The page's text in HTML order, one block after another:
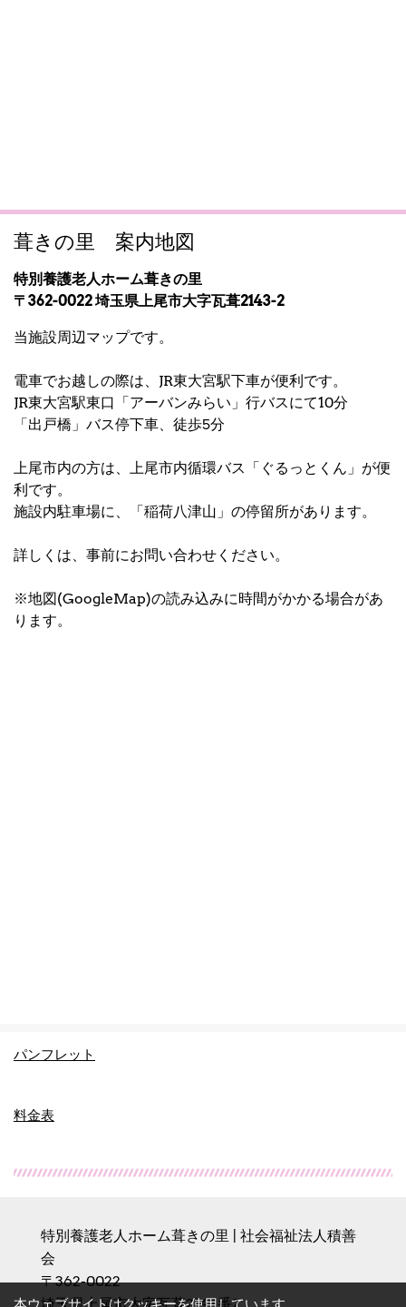
葺きの里 案内地図
特別養護老人ホーム葺きの里
〒362-0022 埼玉県上尾市大字瓦葺2143-2
当施設周辺マップです。
電車でお越しの際は、JR東大宮駅下車が便利です。
JR東大宮駅東口「アーバンみらい」行バスにて10分
「出戸橋」バス停下車、徒歩5分
上尾市内の方は、上尾市内循環バス「ぐるっとくん」が便
利です。
施設内駐車場に、「稲荷八津山」の停留所があります。
詳しくは、事前にお問い合わせください。
※地図(GoogleMap)の読み込みに時間がかかる場合があ
ります。
パンフレット
料金表
特別養護老人ホーム葺きの里 | 社会福祉法人積善
会
〒362-0022